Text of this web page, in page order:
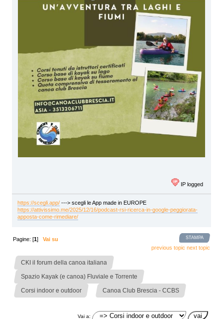
IP logged
https://scegli.app/---> scegli le App made in EUROPE
https://attivissimo.me/2025/12/16/podcast-rsi-ricerca-in-google-peggiorata-
apposta-come-rimediare/
STAMPA
Pagine: [1]Vai su
previous topic next topic
CKI il forum della canoa italiana
Spazio Kayak (e canoa) Fluviale e Torrente
Corsi indoor e outdoor Canoa Club Brescia - CCBS
Vai a: